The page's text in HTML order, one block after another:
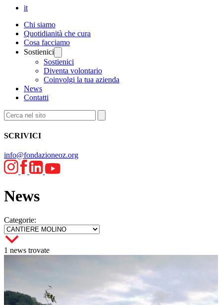
it
Chi siamo
Quotidianità che cura
Cosa facciamo
Sostienici
Sostienici
Diventa volontario
Coinvolgi la tua azienda
News
Contatti
SCRIVICI
info@fondazioneoz.org
News
Categorie:
1 news trovate